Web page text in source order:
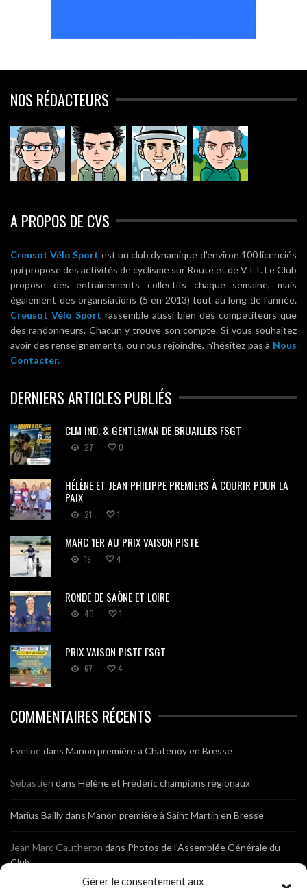
Gérer le consentement aux
NOS RÉDACTEURS
A PROPOS DE CVS
Creusot Vélo Sport est un club dynamique d'environ 100 licenciés
qui propose des activités de cyclisme sur Route et de VTT. Le Club
propose des entraînements collectifs chaque semaine, mais
également des organsiations (5 en 2013) tout au long de l'année.
Creusot Vélo Sport rassemble aussi bien des compétiteurs que
des randonneurs. Chacun y trouve son compte. Si vous souhaitez
avoir des renseignements, ou nous rejoindre, n'hésitez pas à Nous
Contacter.
DERNIERS ARTICLES PUBLIÉS
CLM IND. & GENTLEMAN DE BRUAILLES FSGT
27 0
HÉLÈNE ET JEAN PHILIPPE PREMIERS À COURIR POUR LA
PAIX
21 1
MARC 1ER AU PRIX VAISON PISTE
19 4
RONDE DE SAÔNE ET LOIRE
40 1
PRIX VAISON PISTE FSGT
67 4
COMMENTAIRES RÉCENTS
Evelinedans Manon première à Chatenoy en Bresse
Sébastien dans Hélène et Frédéric champions régionaux
Marius Baillydans Manon première à Saint Martin en Bresse
Jean Marc Gautheron dans Photos de l’Assemblée Générale du
Club